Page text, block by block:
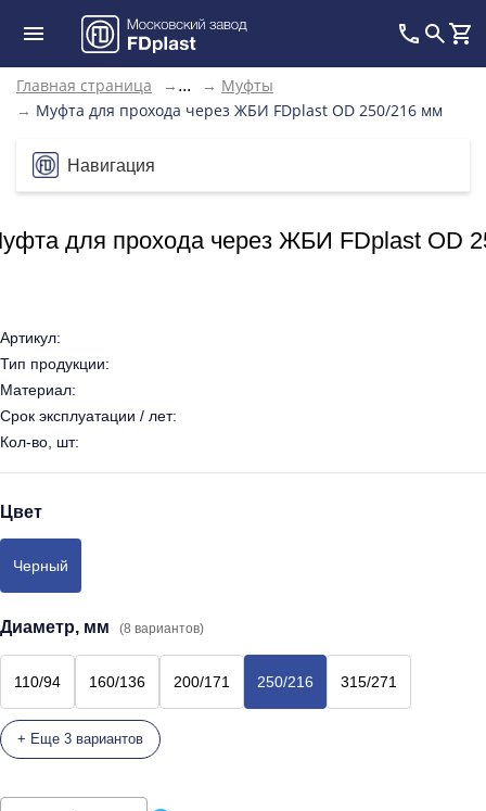
Главная страница → ... → Муфты
→ Муфта для прохода через ЖБИ FDplast OD 250/216 мм
Навигация
для прохода через ЖБИ FDplast OD
Артикул:
Тип продукции:
Материал:
Срок эксплуатации / лет:
Кол-во, шт:
Цвет
Черный
Диаметр, мм (8 вариантов)
110/94 160/136 200/171 250/216 315/271
+ Еще 3 вариантов